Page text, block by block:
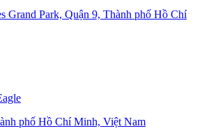
Grand Park, Quận 9, Thành phố Hồ Chí
phố Hồ Chí Minh, Việt Nam